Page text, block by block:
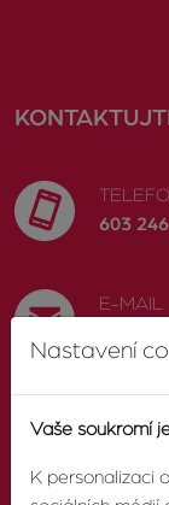
603
E-MAIL
Nastavení
Vaše soukromí
K personalizaci